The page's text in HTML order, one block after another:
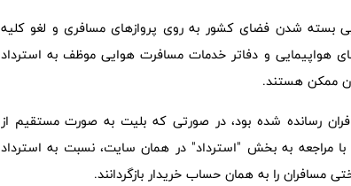
بسته شدن فضای کشور به روی پروازهای مسافری و لغو کلیه
روز جمعه ۲۳ خرداد، همه شرکت‌های هواپیمایی و دفاتر خدمات مسافرت هوایی موظف به استرداد
ممکن هستند.
رسانده شده بود، در صورتی که بلیت به صورت مستقیم از
مراجعه به بخش "استرداد" در همان سایت، نسبت به استرداد
را به همان حساب خریدار بازگردانند.